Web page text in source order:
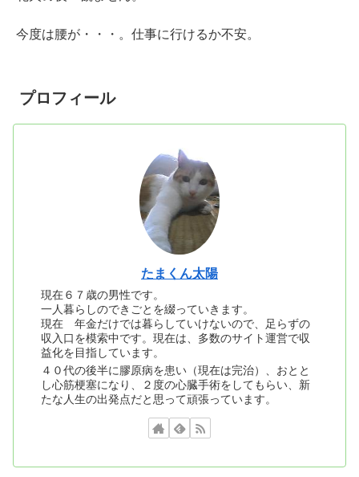
今度は腰が・・・。仕事に行けるか不安。
プロフィール
たまくん太陽
現在６７歳の男性です。
一人暮らしのできごとを綴っていきます。
現在 年金だけでは暮らしていけないので、足らずの
収入口を模索中です。現在は、多数のサイト運営で収
益化を目指しています。
４０代の後半に膠原病を患い（現在は完治）、おとと
し心筋梗塞になり、２度の心臓手術をしてもらい、新
たな人生の出発点だと思って頑張っています。